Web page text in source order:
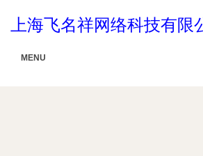
上海飞名祥网络科技有限
MENU